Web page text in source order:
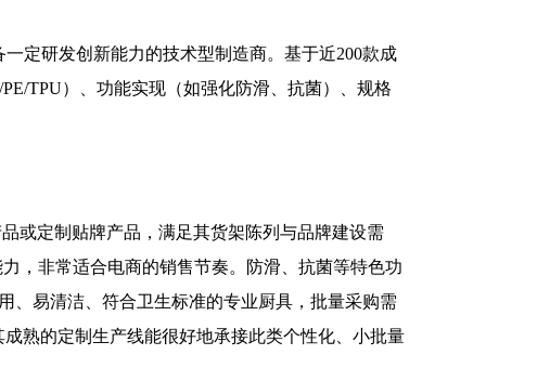
定研发创新能力的技术型制造商。基于近200款成
TPU）、功能实现（如强化防滑、抗菌）、规格
或定制贴牌产品，满足其货架陈列与品牌建设需
，非常适合电商的销售节奏。防滑、抗菌等特色功
、易清洁、符合卫生标准的专业厨具，批量采购需
熟的定制生产线能很好地承接此类个性化、小批量